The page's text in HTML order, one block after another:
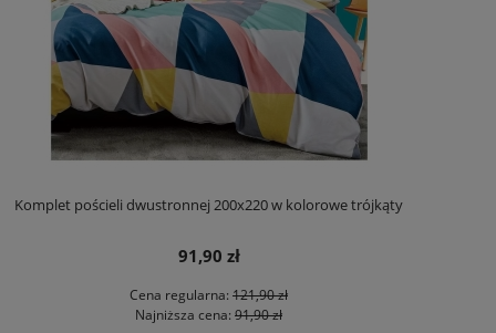
Komplet pościeli dwustronnej 200x220 w kolorowe trójkąty
91,90 zł
Cena regularna: 121,90 zł
Najniższa cena: 91,90 zł